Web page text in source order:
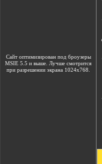
Сайт оптимизирован под броузеры
MSIE 5.5 и выше. Лучше смотрится
при разрешении экрана 1024х768.